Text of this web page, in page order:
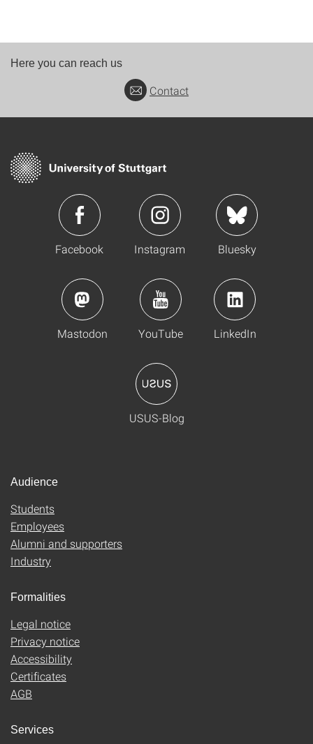
Here you can reach us
Contact
Facebook Instagram Bluesky
Mastodon YouTube LinkedIn
USUS-Blog
Audience
Students
Employees
Alumni and supporters
Industry
Formalities
Legal notice
Privacy notice
Accessibility
Certificates
AGB
Services